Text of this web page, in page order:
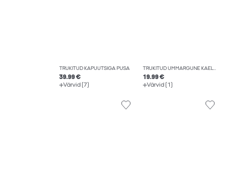
TRÜKITUD KAPUUTSIGA PUSA
39.99 €
Värvid (7)
TRÜKITUD ÜMMARGUNE KAELUS T-SÄRK
19.99 €
Värvid (1)